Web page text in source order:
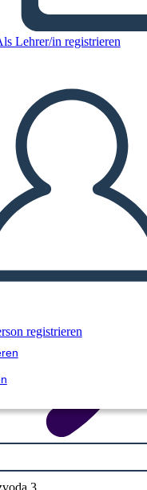
Lehrer/in registrieren
registrieren
Storyboard
VOR